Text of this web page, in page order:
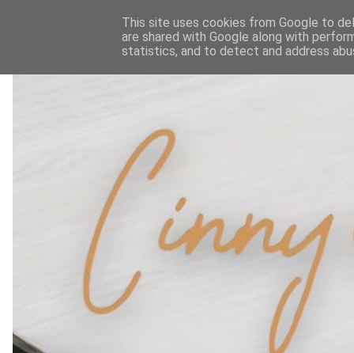
This site uses cookies from Google to
are shared with Google along with
statistics, and to detect and address